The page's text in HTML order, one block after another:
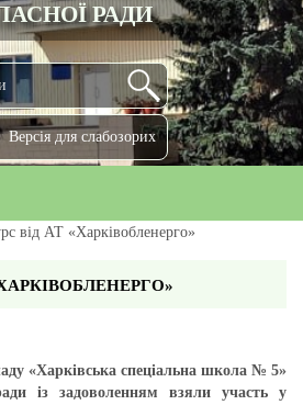
РАДИ
Версiя для слабозорих
від АТ «Харківобленерго»
«Харківська спеціальна школа № 5»
із задоволенням взяли участь у